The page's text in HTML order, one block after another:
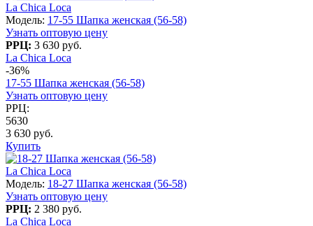
La Chica Loca
Модель: 17-55 Шапка женская (56-58)
Узнать оптовую цену
РРЦ: 3 630 руб.
La Chica Loca
-36%
17-55 Шапка женская (56-58)
Узнать оптовую цену
РРЦ:
5630
3 630 руб.
Купить
La Chica Loca
Модель: 18-27 Шапка женская (56-58)
Узнать оптовую цену
РРЦ: 2 380 руб.
La Chica Loca